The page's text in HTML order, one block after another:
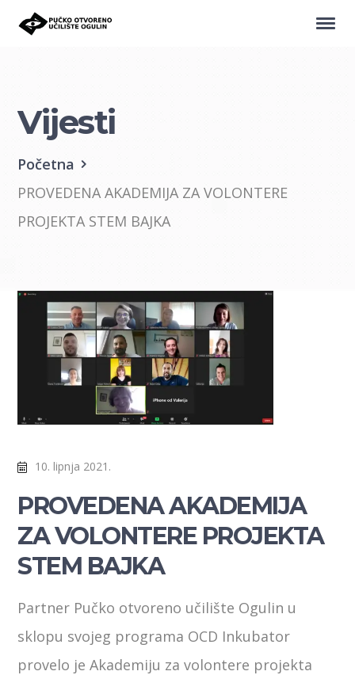
Vijesti
Početna
PROVEDENA AKADEMIJA ZA VOLONTERE
PROJEKTA STEM BAJKA
10. lipnja 2021.
PROVEDENA AKADEMIJA
ZA VOLONTERE PROJEKTA
STEM BAJKA
Partner Pučko otvoreno učilište Ogulin u
sklopu svojeg programa OCD Inkubator
provelo je Akademiju za volontere projekta